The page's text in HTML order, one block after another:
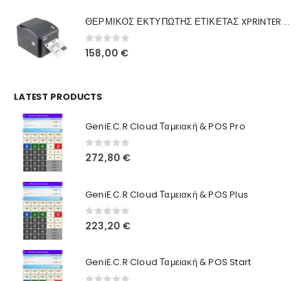
160,00 €. είναι:
ΘΕΡΜΙΚΟΣ ΕΚΤΥΠΩΤΗΣ ΕΤΙΚΕΤΑΣ XPRINTER XP-420B
0out of 5
158,00 €
LATEST PRODUCTS
GeniE.C.R Cloud Ταμειακή & POS Pro
0out of 5
272,80 €
GeniE.C.R Cloud Ταμειακή & POS Plus
0out of 5
223,20 €
GeniE.C.R Cloud Ταμειακή & POS Start
Γιατί Εμάς
Blog
Όροι Χρήσης
Τρόποι Αγοράς
Τρόποι Πληρωμής
Τρόποι Αποστολής
Ασφάλεια Πληρωμών